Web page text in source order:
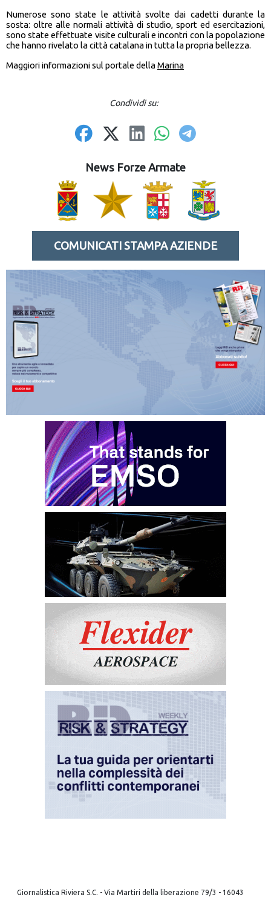
Numerose sono state le attività svolte dai cadetti durante la
sosta: oltre alle normali attività di studio, sport ed esercitazioni,
sono state effettuate visite culturali e incontri con la popolazione
che hanno rivelato la città catalana in tutta la propria bellezza.
Maggiori informazioni sul portale dellaMarina
Condividi su:
News Forze Armate
COMUNICATI STAMPA AZIENDE
Giornalistica Riviera S.C. - Via Martiri della liberazione 79/3 - 16043